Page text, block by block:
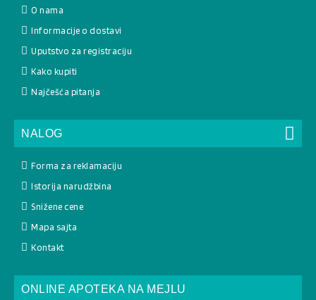
O nama
Informacije o dostavi
Uputstvo za registraciju
Kako kupiti
Najčešća pitanja
NALOG
Forma za reklamaciju
Istorija narudžbina
Snižene cene
Mapa sajta
Kontakt
ONLINE APOTEKA NA MEJLU